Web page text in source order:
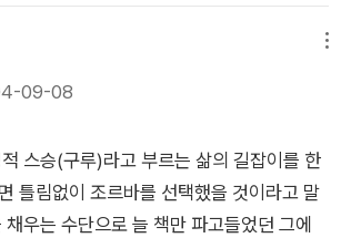
으면 안되겠다고 생각했으나 그것을 쓰고
에서 그가 사라져 버릴 것만 같은 안타까움에
듯이 조르바 이야기를 쓴다. 그것이 완성
죽음을 통고 받는다... 리고 이것은 카잔
의 틀이 어찌 되었든 영혼이 진짜인 소설 만
설은 진짜다.
눈부시게 달라질 수 있는 것이네 라며 다독
어느새 '나'에게 조르바와의 관계에 대해
다. 진정한 행복이란 이런 것인가. 야망이
망은 다 품은 듯이 말처럼 뼈가 휘도록 일하
리 떠나, 사람을 필요로 하지 않되 사람을
생각을 하며 '나'가 생각해온 진리와의 비
끊임 없이 되새깁니다. 그리고 또, '자기 자
09-08
스승(구루)라고 부르는 삶의 길잡이를 한
틀림없이 조르바를 선택했을 것이라고 말
우는 수단으로 늘 책만 파고들었던 그에